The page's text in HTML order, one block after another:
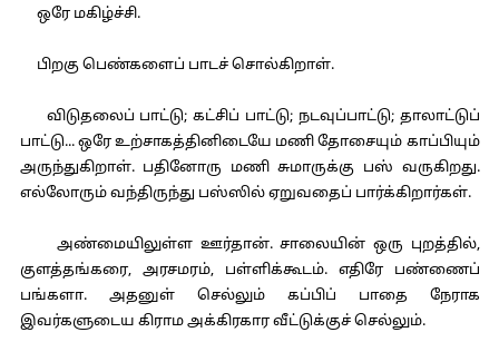
ஒரே மகிழ்ச்சி.
பிறகு பெண்களைப் பாடச் சொல்கிறாள்.
விடுதலைப் பாட்டு; கட்சிப் பாட்டு; நடவுப்பாட்டு; தாலாட்டுப்
பாட்டு... ஒரே உற்சாகத்தினிடையே மணி தோசையும் காப்பியும்
அருந்துகிறாள். பதினோரு மணி சுமாருக்கு பஸ் வருகிறது.
எல்லோரும் வந்திருந்து பஸ்ஸில் ஏறுவதைப் பார்க்கிறார்கள்.
அண்மையிலுள்ள ஊர்தான். சாலையின் ஒரு புறத்தில்,
குளத்தங்கரை, அரசமரம், பள்ளிக்கூடம். எதிரே பண்ணைப்
பங்களா. அதனுள் செல்லும் கப்பிப் பாதை நேராக
இவர்களுடைய கிராம அக்கிரகார வீட்டுக்குச் செல்லும்.